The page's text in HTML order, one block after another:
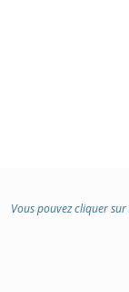
Vous pouvez cliquer